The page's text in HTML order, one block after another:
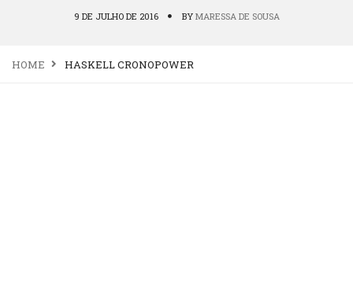
9 DE JULHO DE 2016 BY MARESSA DE SOUSA
HOME HASKELL CRONOPOWER